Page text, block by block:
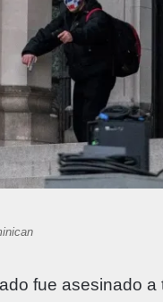
fue asesinado a